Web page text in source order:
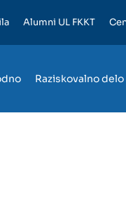
Alumni UL FKKT
Raziskovalno delo